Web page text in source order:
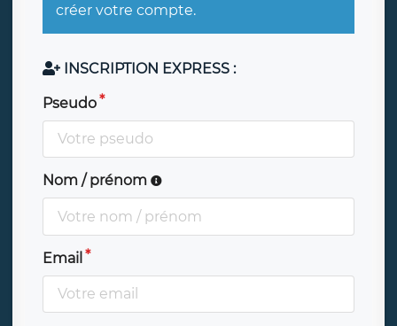
créer votre compte.
INSCRIPTION EXPRESS :
Pseudo
Nom / prénom
Email